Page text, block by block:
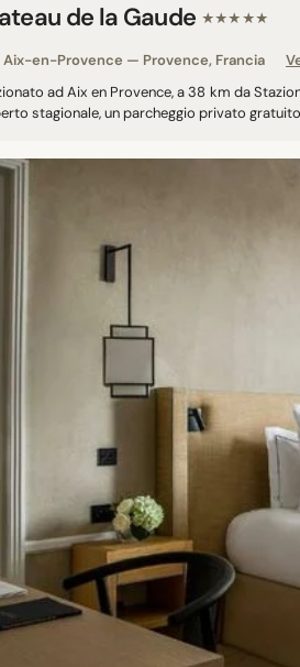
de la Gaude ★★★★★
Aix-en-Provence — Provence, Francia
ad Aix en Provence, a 38 km da
stagionale, un parcheggio privato